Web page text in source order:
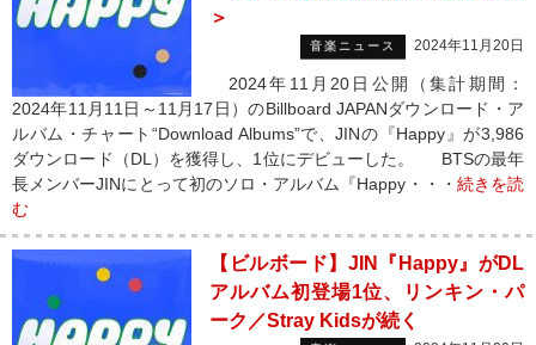
＞
音楽ニュース 2024年11月20日
2024年11月20日公開（集計期間：
2024年11月11日～11月17日）のBillboard JAPANダウンロード・ア
ルバム・チャート“Download Albums”で、JINの『Happy』が3,986
ダウンロード（DL）を獲得し、1位にデビューした。 BTSの最年
長メンバーJINにとって初のソロ・アルバム『Happy・・・ 続きを読
む
【ビルボード】JIN『Happy』がDL
アルバム初登場1位、リンキン・パ
ーク／Stray Kidsが続く